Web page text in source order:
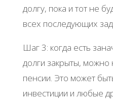
долгу, пока и тот не
всех последующих
Шаг 3: когда есть
долги закрыты, можно
пенсии. Это может
инвестиции и любые